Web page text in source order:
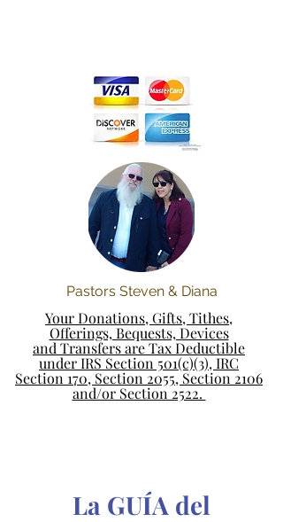
Pastors Steven & Diana
Your Donations, Gifts, Tithes,
Offerings, Bequests, Devices
and Transfers are Tax Deductible
under IRS Section 501(c)(3), IRC
Section 170, Section 2055, Section 2106
and/or Section 2522.
La GUÍA del